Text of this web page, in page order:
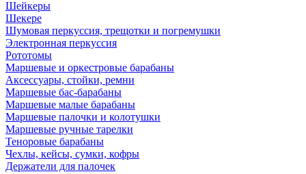
Шейкеры
Шекере
Шумовая перкуссия, трещотки и погремушки
Электронная перкуссия
Рототомы
Маршевые и оркестровые барабаны
Аксессуары, стойки, ремни
Маршевые бас-барабаны
Маршевые малые барабаны
Маршевые палочки и колотушки
Маршевые ручные тарелки
Теноровые барабаны
Чехлы, кейсы, сумки, кофры
Держатели для палочек